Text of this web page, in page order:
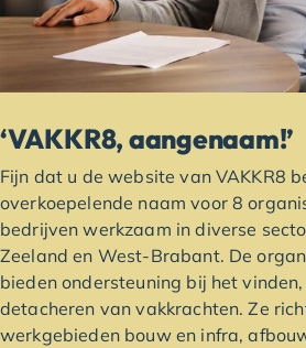
‘VAKKR8, aangenaam!’
Fijn dat u de website van VAKKR8
overkoepelende naam voor 8
bedrijven werkzaam in diverse
Zeeland en West-Brabant. De
bieden ondersteuning bij het
detacheren van vakkrachten. Ze
werkgebieden bouw en infra,